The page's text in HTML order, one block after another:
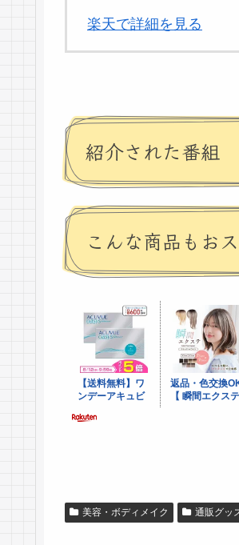
楽天で詳細を見る
紹介された番組
こんな商品もお
美容・ボディメイク 通販グッ